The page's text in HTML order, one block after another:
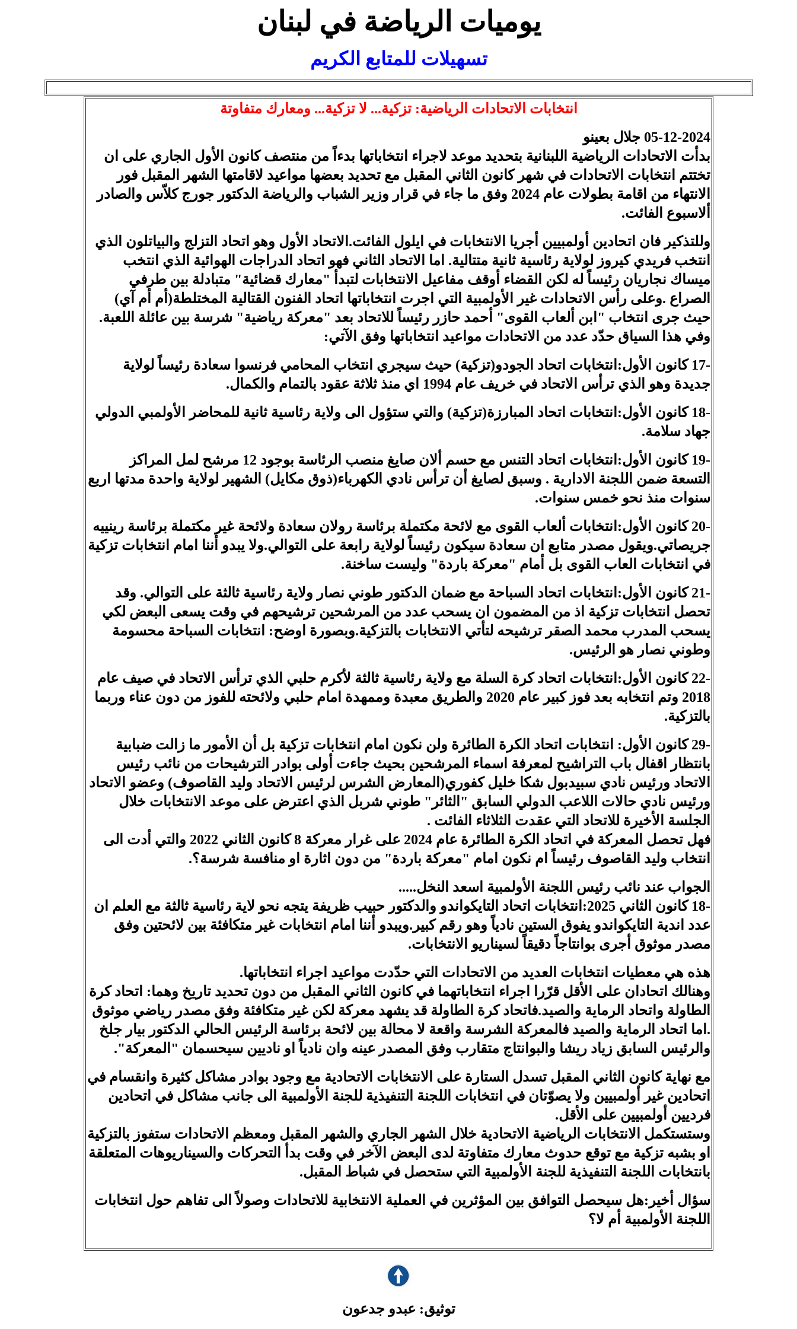
يوميات الرياضة في لبنان
تسهيلات للمتابع الكريم
انتخابات الاتحادات الرياضية: تزكية... لا تزكية... ومعارك متفاوتة
05-12-2024 جلال بعينو
بدأت الاتحادات الرياضية اللبنانية بتحديد موعد لاجراء انتخاباتها بدءاً من منتصف كانون الأول الجاري على ان
تختتم انتخابات الاتحادات في شهر كانون الثاني المقبل مع تحديد بعضها مواعيد لاقامتها الشهر المقبل فور
الانتهاء من اقامة بطولات عام 2024 وفق ما جاء في قرار وزير الشباب والرياضة الدكتور جورج كلاّس والصادر
ألاسبوع الفائت.
وللتذكير فان اتحادين أولمبيين أجريا الانتخابات في ايلول الفائت.الاتحاد الأول وهو اتحاد التزلج والبياتلون الذي
انتخب فريدي كيروز لولاية رئاسية ثانية متتالية. اما الاتحاد الثاني فهو اتحاد الدراجات الهوائية الذي انتخب
ميساك نجاريان رئيساً له لكن القضاء أوقف مفاعيل الانتخابات لتبدأ "معارك قضائية" متبادلة بين طرفي
الصراع .وعلى رأس الاتحادات غير الأولمبية التي اجرت انتخاباتها اتحاد الفنون القتالية المختلطة(أم أم آي)
حيث جرى انتخاب "ابن ألعاب القوى" أحمد حازر رئيساً للاتحاد بعد "معركة رياضية" شرسة بين عائلة اللعبة.
وفي هذا السياق حدّد عدد من الاتحادات مواعيد انتخاباتها وفق الآتي:
-17 كانون الأول:انتخابات اتحاد الجودو(تزكية) حيث سيجري انتخاب المحامي فرنسوا سعادة رئيساً لولاية
جديدة وهو الذي ترأس الاتحاد في خريف عام 1994 اي منذ ثلاثة عقود بالتمام والكمال.
-18 كانون الأول:انتخابات اتحاد المبارزة(تزكية) والتي ستؤول الى ولاية رئاسية ثانية للمحاضر الأولمبي الدولي
جهاد سلامة.
-19 كانون الأول:انتخابات اتحاد التنس مع حسم ألان صايغ منصب الرئاسة بوجود 12 مرشح لمل المراكز
التسعة ضمن اللجنة الادارية . وسبق لصايغ أن ترأس نادي الكهرباء(ذوق مكايل) الشهير لولاية واحدة مدتها اربع
سنوات منذ نحو خمس سنوات.
-20 كانون الأول:انتخابات ألعاب القوى مع لائحة مكتملة برئاسة رولان سعادة ولائحة غير مكتملة برئاسة رينييه
جريصاتي.ويقول مصدر متابع ان سعادة سيكون رئيساً لولاية رابعة على التوالي.ولا يبدو أننا امام انتخابات تزكية
في انتخابات العاب القوى بل أمام "معركة باردة" وليست ساخنة.
-21 كانون الأول:انتخابات اتحاد السباحة مع ضمان الدكتور طوني نصار ولاية رئاسية ثالثة على التوالي. وقد
تحصل انتخابات تزكية اذ من المضمون ان يسحب عدد من المرشحين ترشيحهم في وقت يسعى البعض لكي
يسحب المدرب محمد الصقر ترشيحه لتأتي الانتخابات بالتزكية.وبصورة اوضح: انتخابات السباحة محسومة
وطوني نصار هو الرئيس.
-22 كانون الأول:انتخابات اتحاد كرة السلة مع ولاية رئاسية ثالثة لأكرم حلبي الذي ترأس الاتحاد في صيف عام
2018 وتم انتخابه بعد فوز كبير عام 2020 والطريق معبدة وممهدة امام حلبي ولائحته للفوز من دون عناء وربما
بالتزكية.
-29 كانون الأول: انتخابات اتحاد الكرة الطائرة ولن نكون امام انتخابات تزكية بل أن الأمور ما زالت ضبابية
بانتظار اقفال باب التراشيح لمعرفة اسماء المرشحين بحيث جاءت أولى بوادر الترشيحات من نائب رئيس
الاتحاد ورئيس نادي سبيدبول شكا خليل كفوري(المعارض الشرس لرئيس الاتحاد وليد القاصوف) وعضو الاتحاد
ورئيس نادي حالات اللاعب الدولي السابق "الثائر" طوني شربل الذي اعترض على موعد الانتخابات خلال
الجلسة الأخيرة للاتحاد التي عقدت الثلاثاء الفائت .
فهل تحصل المعركة في اتحاد الكرة الطائرة عام 2024 على غرار معركة 8 كانون الثاني 2022 والتي أدت الى
انتخاب وليد القاصوف رئيساً ام نكون امام "معركة باردة" من دون اثارة او منافسة شرسة؟.
الجواب عند نائب رئيس اللجنة الأولمبية اسعد النخل.....
-18 كانون الثاني 2025:انتخابات اتحاد التايكواندو والدكتور حبيب ظريفة يتجه نحو لاية رئاسية ثالثة مع العلم ان
عدد اندية التايكواندو يفوق الستين نادياً وهو رقم كبير.ويبدو أننا امام انتخابات غير متكافئة بين لائحتين وفق
مصدر موثوق أجرى بوانتاجاً دقيقاً لسيناريو الانتخابات.
هذه هي معطيات انتخابات العديد من الاتحادات التي حدّدت مواعيد اجراء انتخاباتها.
وهنالك اتحادان على الأقل قرّرا اجراء انتخاباتهما في كانون الثاني المقبل من دون تحديد تاريخ وهما: اتحاد كرة
الطاولة واتحاد الرماية والصيد.فاتحاد كرة الطاولة قد يشهد معركة لكن غير متكافئة وفق مصدر رياضي موثوق
.اما اتحاد الرماية والصيد فالمعركة الشرسة واقعة لا محالة بين لائحة برئاسة الرئيس الحالي الدكتور بيار جلخ
والرئيس السابق زياد ريشا والبوانتاج متقارب وفق المصدر عينه وان نادياً او ناديين سيحسمان "المعركة".
مع نهاية كانون الثاني المقبل تسدل الستارة على الانتخابات الاتحادية مع وجود بوادر مشاكل كثيرة وانقسام في
اتحادين غير أولمبيين ولا يصوّتان في انتخابات اللجنة التنفيذية للجنة الأولمبية الى جانب مشاكل في اتحادين
فرديين أولمبيين على الأقل.
وستستكمل الانتخابات الرياضية الاتحادية خلال الشهر الجاري والشهر المقبل ومعظم الاتحادات ستفوز بالتزكية
او بشبه تزكية مع توقع حدوث معارك متفاوتة لدى البعض الآخر في وقت بدأ التحركات والسيناريوهات المتعلقة
بانتخابات اللجنة التنفيذية للجنة الأولمبية التي ستحصل في شباط المقبل.
سؤال أخير:هل سيحصل التوافق بين المؤثرين في العملية الانتخابية للاتحادات وصولاً الى تفاهم حول انتخابات
اللجنة الأولمبية أم لا؟
توثيق: عبدو جدعون